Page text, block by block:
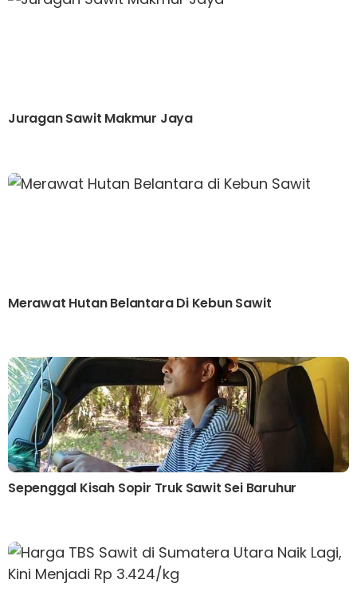
Juragan Sawit Makmur Jaya
Merawat Hutan Belantara Di Kebun Sawit
Sepenggal Kisah Sopir Truk Sawit Sei Baruhur